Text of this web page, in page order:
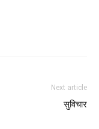
Next article
सुविचार